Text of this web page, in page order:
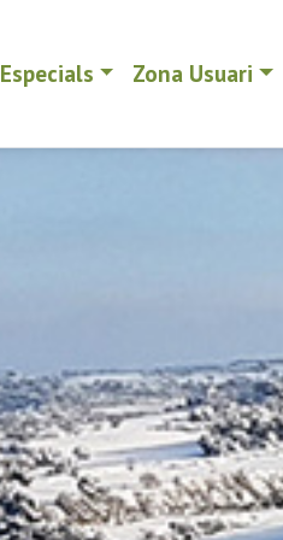
Especials Zona Usuari